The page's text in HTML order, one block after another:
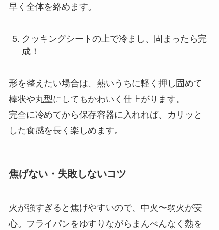
早く全体を絡めます。
クッキングシートの上で冷まし、固まったら完
成！
形を整えたい場合は、熱いうちに軽く押し固めて
棒状や丸型にしてもかわいく仕上がります。
完全に冷めてから保存容器に入れれば、カリッと
した食感を長く楽しめます。
焦げない・失敗しないコツ
火が強すぎると焦げやすいので、中火〜弱火が安
心。フライパンをゆすりながらまんべんなく熱を